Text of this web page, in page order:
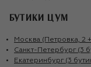
БУТИКИ ЦУМ
Москва (Петровка, 2
Санкт-Петербург (3
Екатеринбург (3